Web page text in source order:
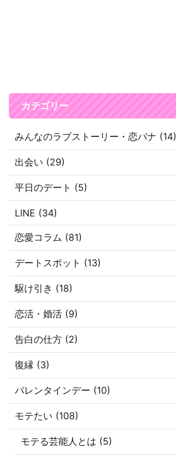
カテゴリー
みんなのラブストーリー・恋バナ (14)
出会い (29)
平日のデート (5)
LINE (34)
恋愛コラム (81)
デートスポット (13)
駆け引き (18)
恋活・婚活 (9)
告白の仕方 (2)
復縁 (3)
バレンタインデー (10)
モテたい (108)
モテる芸能人とは (5)